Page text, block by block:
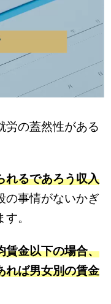
労の蓋然性がある
れるであろう収入
の事情がないかぎ
。
賃金以下の場合、
れば男女別の賃金